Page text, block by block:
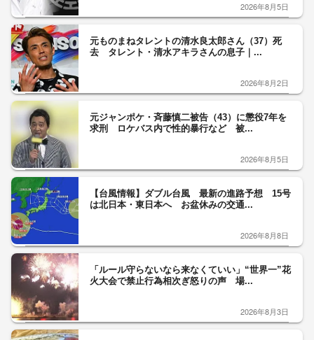
2026年8月5日
元ものまねタレントの清水良太郎さん（37）死
去 タレント・清水アキラさんの息子｜...
2026年8月2日
元ジャンポケ・斉藤慎二被告（43）に懲役7年を
求刑 ロケバス内で性的暴行など 被...
2026年8月5日
【台風情報】ダブル台風 最新の進路予想 15号
は北日本・東日本へ お盆休みの交通...
2026年8月8日
「ルール守らないなら来なくていい」“世界一”花
火大会で禁止行為相次ぎ怒りの声 場...
2026年8月3日